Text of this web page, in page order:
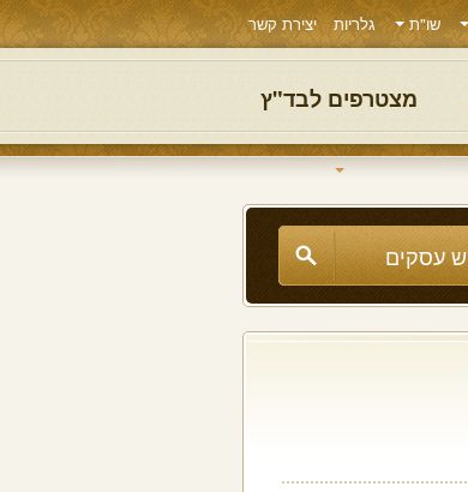
שו"ת גלריות יצירת קשר
מצטרפים לבד"ץ